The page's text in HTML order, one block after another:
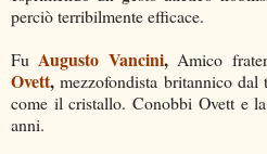
perciò terribilmente efficace.
FuAugusto Vancini,Amico
Ovett,mezzofondista britannico
come il cristallo. Conobbi Ovett e
anni.